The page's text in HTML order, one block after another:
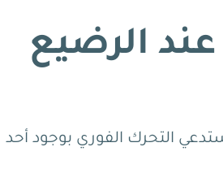
عند الرضيع
التحرك الفوري بوجود أحد